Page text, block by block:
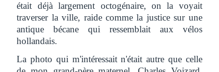
était déjà largement octogénaire, on la voyait
traverser la ville, raide comme la justice sur une
antique bécane qui ressemblait aux vélos
hollandais.
La photo qui m'intéressait n'était autre que celle